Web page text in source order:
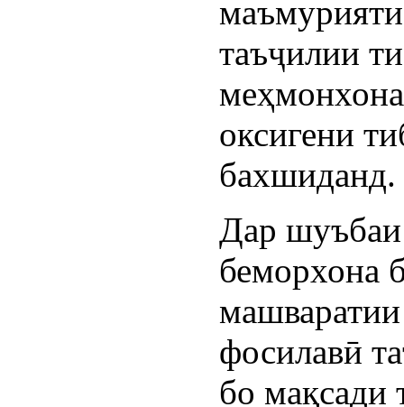
таъҷилии
оксигени
бахшиданд.
Дар шуъбаи
беморхона
фосилавӣ
бо мақсади